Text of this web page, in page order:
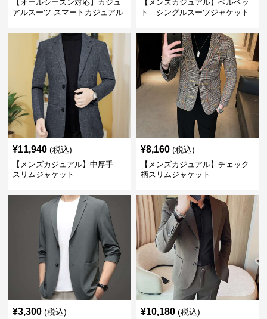
【オールシーズン対応】カジュ
アルスーツ スマートカジュアル
【メンズカジュアル】ベルベッ
ト シングルスーツジャケット
¥11,940 (税込)
【メンズカジュアル】中厚手
スリムジャケット
¥8,160 (税込)
【メンズカジュアル】チェック
柄スリムジャケット
¥3,300 (税込) ¥10,180 (税込)